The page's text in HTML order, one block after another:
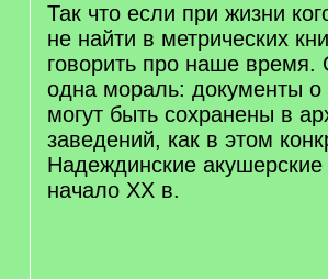
Так что если при жизни
не найти в метрических
говорить про наше
одна мораль: документы
могут быть сохранены в
заведений, как в этом
Надеждинские
начало ХХ в.